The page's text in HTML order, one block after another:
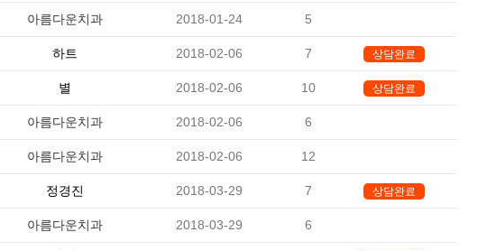
아름다운치과 2018-01-24 5
하트 2018-02-06 7 상담완료
별 2018-02-06 10 상담완료
아름다운치과 2018-02-06 6
아름다운치과 2018-02-06 12
정경진 2018-03-29 7 상담완료
아름다운치과 2018-03-29 6